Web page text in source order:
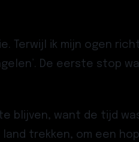
Terwijl ik mijn ogen
De eerste stop
blijven, want de tijd
land trekken, om een